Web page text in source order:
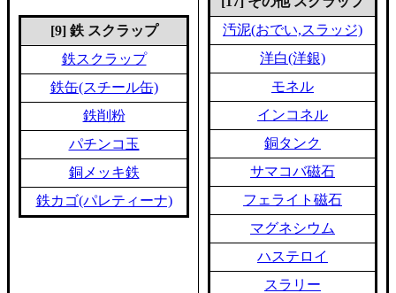
[9] 鉄 スクラップ
鉄スクラップ
鉄缶(スチール缶)
鉄削粉
パチンコ玉
銅メッキ鉄
鉄カゴ(パレティーナ)
汚泥(おでい,スラッジ)
洋白(洋銀)
モネル
インコネル
銅タンク
サマコバ磁石
フェライト磁石
マグネシウム
ハステロイ
スラリー